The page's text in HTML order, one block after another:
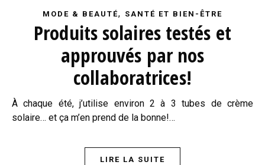
MODE & BEAUTÉ, SANTÉ ET BIEN-ÊTRE
Produits solaires testés et
approuvés par nos
collaboratrices!
À chaque été, j’utilise environ 2 à 3 tubes de crème
solaire… et ça m’en prend de la bonne!…
LIRE LA SUITE